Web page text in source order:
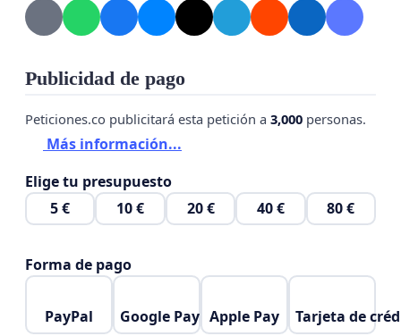
Publicidad de pago
Peticiones.co publicitará esta petición a 3,000 personas.
Más información...
Elige tu presupuesto
5 €
10 € 20 € 40 € 80 €
Forma de pago
PayPal Google Pay Apple Pay Tarjeta de